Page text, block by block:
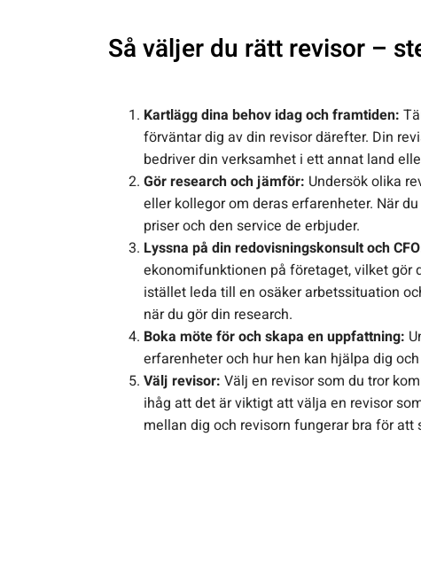
Så väljer du rätt revisor –
Kartlägg dina behov idag och framtiden:
förväntar dig av din revisor därefter. Din
bedriver din verksamhet i ett annat land
Gör research och jämför: Undersök olika
eller kollegor om deras erfarenheter. När
priser och den service de erbjuder.
Lyssna på din redovisningskonsult och
ekonomifunktionen på företaget, vilket gör
istället leda till en osäker arbetssituation
när du gör din research.
Boka möte för och skapa en uppfattning:
erfarenheter och hur hen kan hjälpa dig
Välj revisor: Välj en revisor som du tror
ihåg att det är viktigt att välja en revisor
mellan dig och revisorn fungerar bra för